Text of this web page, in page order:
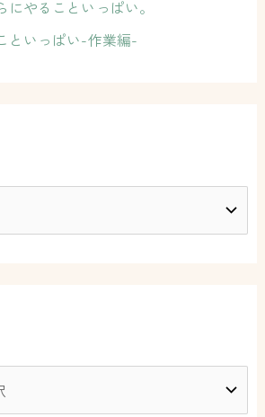
やることいっぱい。
といっぱい-作業編-